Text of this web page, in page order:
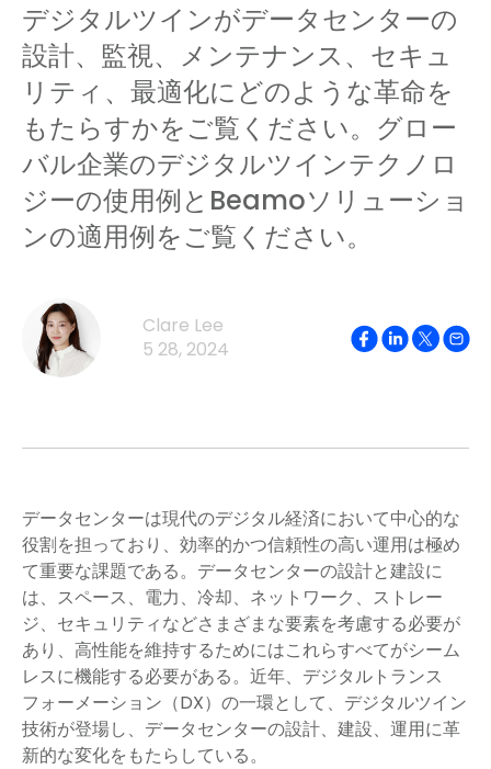
デジタルツインがデータセンターの
設計、監視、メンテナンス、セキュ
リティ、最適化にどのような革命を
もたらすかをご覧ください。グロー
バル企業のデジタルツインテクノロ
ジーの使用例とBeamoソリューショ
ンの適用例をご覧ください。
Clare Lee
5 28, 2024
データセンターは現代のデジタル経済において中心的な
役割を担っており、効率的かつ信頼性の高い運用は極め
て重要な課題である。データセンターの設計と建設に
は、スペース、電力、冷却、ネットワーク、ストレー
ジ、セキュリティなどさまざまな要素を考慮する必要が
あり、高性能を維持するためにはこれらすべてがシーム
レスに機能する必要がある。近年、デジタルトランス
フォーメーション（DX）の一環として、デジタルツイン
技術が登場し、データセンターの設計、建設、運用に革
新的な変化をもたらしている。